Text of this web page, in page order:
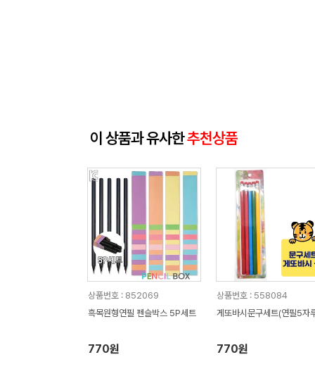
이 상품과 유사한추천상품
상품번호 : 852069
흑목원형연필 펜슬박스 5P세트
770원
상품번호 : 558084
게또바시문구세트(연필5자
770원